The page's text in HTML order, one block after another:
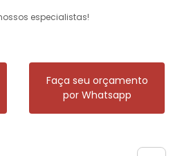
especialistas!
Faça seu orçamento
por Whatsapp